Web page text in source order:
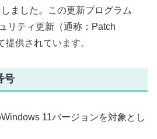
ました。この更新プログラム
リティ更新（通称：Patch
供されています。
号
11バージョンを対象とし